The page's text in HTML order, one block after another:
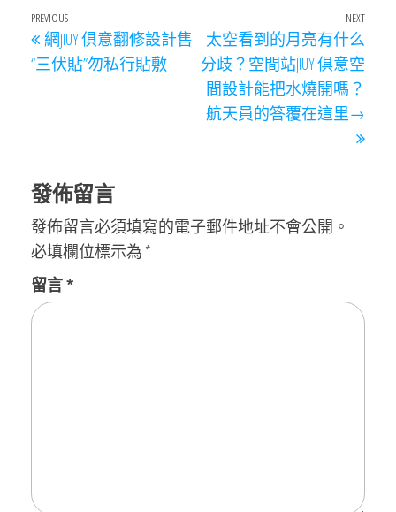
文
章
導
Previous
Post
PREVIOUS
網JIUYI俱意翻修設計售
“三伏貼”勿私行貼敷
Next
NEXT
太空看到的月亮有什么
分歧？空間站JIUYI俱意空
間設計能把水燒開嗎？
航天員的答覆在這里→
發佈留言
發佈留言必須填寫的電子郵件地址不會公開。
必填欄位標示為 *
留言*